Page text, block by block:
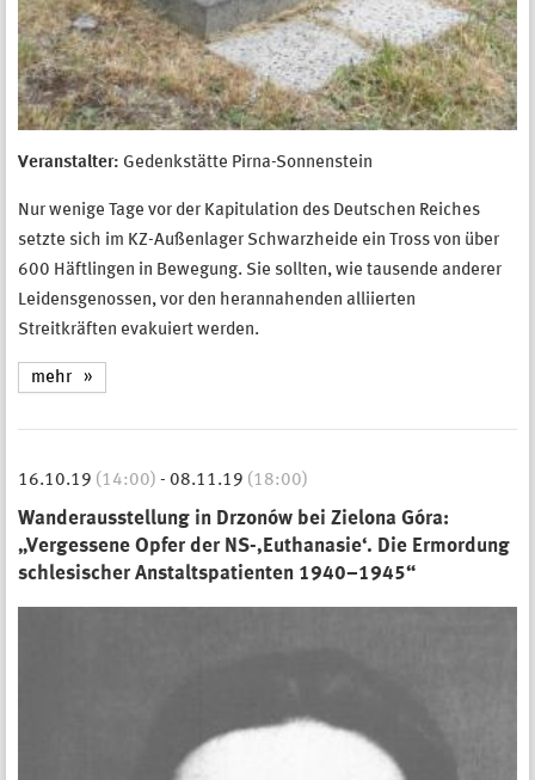
Veranstalter: Gedenkstätte Pirna-Sonnenstein
Nur wenige Tage vor der Kapitulation des Deutschen Reiches
setzte sich im KZ-Außenlager Schwarzheide ein Tross von über
600 Häftlingen in Bewegung. Sie sollten, wie tausende anderer
Leidensgenossen, vor den herannahenden alliierten
Streitkräften evakuiert werden.
mehr
16.10.19 (14:00) - 08.11.19 (18:00)
Wanderausstellung in Drzonów bei Zielona Góra:
„Vergessene Opfer der NS-‚Euthanasie‘. Die Ermordung
schlesischer Anstaltspatienten 1940–1945“